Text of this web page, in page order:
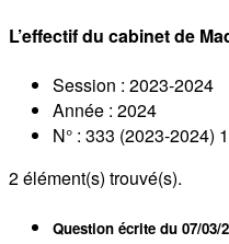
L’effectif du cabinet de
Session : 2023-2024
Année : 2024
N° : 333 (2023-2024) 1
2élément(s) trouvé(s).
Question écrite du 07/03/